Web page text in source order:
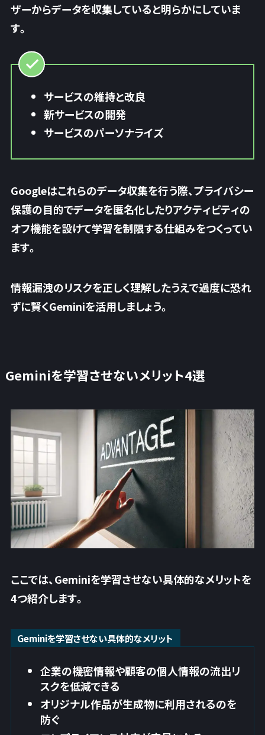
ザーからデータを収集していると明らかにしていま
す。
サービスの維持と改良
新サービスの開発
サービスのパーソナライズ
Googleはこれらのデータ収集を行う際、プライバシー
保護の目的でデータを匿名化したりアクティビティの
オフ機能を設けて学習を制限する仕組みをつくってい
ます。
情報漏洩のリスクを正しく理解したうえで過度に恐れ
ずに賢くGeminiを活用しましょう。
Geminiを学習させないメリット4選
ここでは、Geminiを学習させない具体的なメリットを
4つ紹介します。
Geminiを学習させない具体的なメリット
企業の機密情報や顧客の個人情報の流出リ
スクを低減できる
オリジナル作品が生成物に利用されるのを
防ぐ